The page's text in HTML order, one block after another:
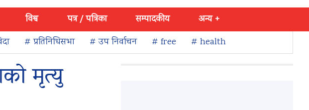
विश्व पत्र / पत्रिका सम्पादकीय
अन्य +
# प्रतिनिधिसभा # उप निर्वाचन # free # health
मृत्यु